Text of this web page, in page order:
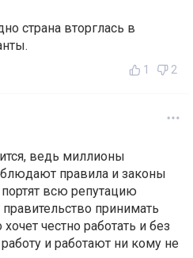
страна вторглась в
1 2
ведь миллионы
правила и законы
всю репутацию
принимать
честно работать и без
и работают ни кому не